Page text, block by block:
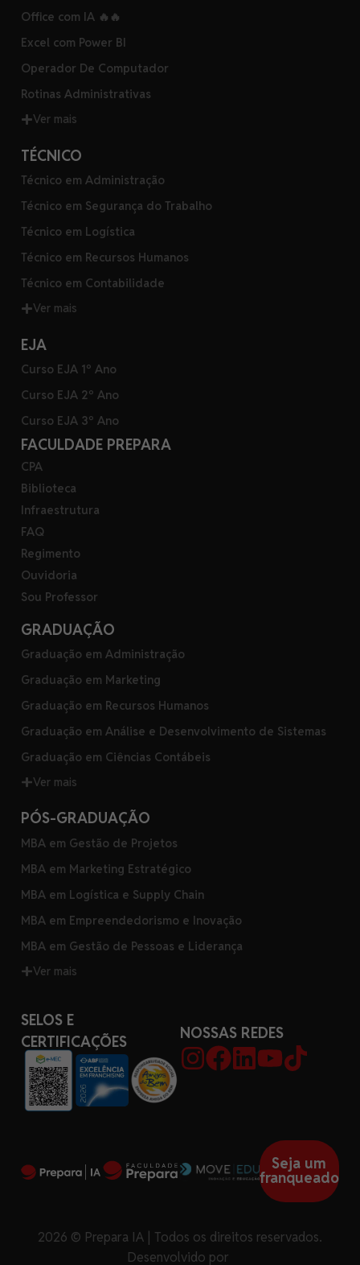
Office com IA 🔥🔥
Excel com Power BI
Operador De Computador
Rotinas Administrativas
Ver mais
TÉCNICO
Técnico em Administração
Técnico em Segurança do Trabalho
Técnico em Logística
Técnico em Recursos Humanos
Técnico em Contabilidade
Ver mais
EJA
Curso EJA 1º Ano
Curso EJA 2º Ano
Curso EJA 3º Ano
FACULDADE PREPARA
CPA
Biblioteca
Infraestrutura
FAQ
Regimento
Ouvidoria
Sou Professor
GRADUAÇÃO
Graduação em Administração
Graduação em Marketing
Graduação em Recursos Humanos
Graduação em Análise e Desenvolvimento de Sistemas
Graduação em Ciências Contábeis
Ver mais
PÓS-GRADUAÇÃO
MBA em Gestão de Projetos
MBA em Marketing Estratégico
MBA em Logística e Supply Chain
MBA em Empreendedorismo e Inovação
MBA em Gestão de Pessoas e Liderança
Ver mais
SELOS E
CERTIFICAÇÕES
NOSSAS REDES
Seja um
franqueado
2026 © Prepara IA | Todos os direitos reservados.
Desenvolvido por